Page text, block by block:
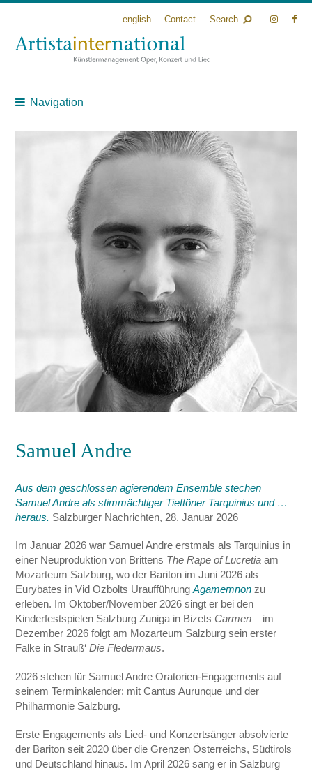
english Contact Search
Navigation
Samuel Andre
Aus dem geschlossen agierendem Ensemble stechen
Samuel Andre als stimmächtiger Tieftöner Tarquinius und …
heraus. Salzburger Nachrichten, 28. Januar 2026
Im Januar 2026 war Samuel Andre erstmals als Tarquinius in
einer Neuproduktion von Brittens The Rape of Lucretia am
Mozarteum Salzburg, wo der Bariton im Juni 2026 als
Eurybates in Vid Ozbolts UraufführungAgamemnon zu
erleben. Im Oktober/November 2026 singt er bei den
Kinderfestspielen Salzburg Zuniga in Bizets Carmen– im
Dezember 2026 folgt am Mozarteum Salzburg sein erster
Falke in Strauß‘Die Fledermaus.
2026 stehen für Samuel Andre Oratorien-Engagements auf
seinem Terminkalender: mit Cantus Aurunque und der
Philharmonie Salzburg.
Erste Engagements als Lied- und Konzertsänger absolvierte
der Bariton seit 2020 über die Grenzen Österreichs, Südtirols
und Deutschland hinaus. Im April 2026 sang er in Salzburg